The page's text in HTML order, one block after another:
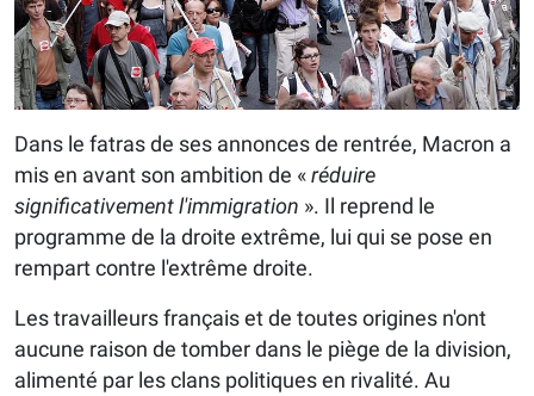
Dans le fatras de ses annonces de rentrée, Macron a
mis en avant son ambition de «réduire
significativement l'immigration ». Il reprend le
programme de la droite extrême, lui qui se pose en
rempart contre l'extrême droite.
Les travailleurs français et de toutes origines n'ont
aucune raison de tomber dans le piège de la division,
alimenté par les clans politiques en rivalité. Au